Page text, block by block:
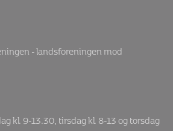
- landsforeningen mod
kl. 9-13.30, tirsdag kl. 8-13 og torsdag